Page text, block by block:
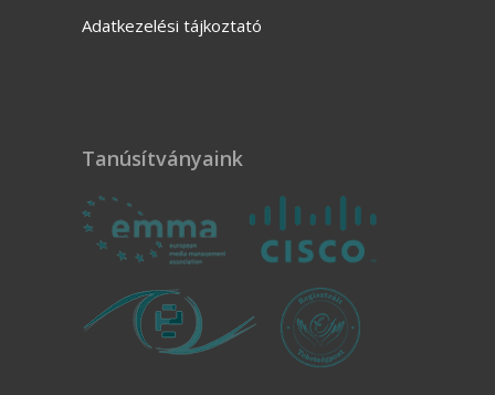
Adatkezelési tájkoztató
Tanúsítványaink